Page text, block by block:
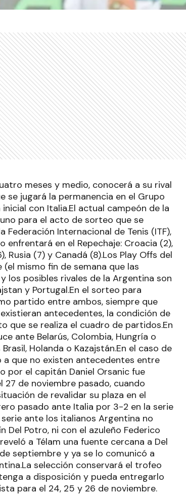
meses y medio, conocerá a su rival
se jugará la permanencia en el Grupo
con Italia.El actual campeón de la
para el acto de sorteo que se
Federación Internacional de Tenis (ITF),
en el Repechaje: Croacia (2),
Rusia (7) y Canadá (8).Los Play Offs del
(el mismo fin de semana que las
los posibles rivales de la Argentina son
y Portugal.En el sorteo para
partido entre ambos, siempre que
antecedentes, la condición de
que se realiza el cuadro de partidos.En
ante Belarús, Colombia, Hungría o
Holanda o Kazajstán.En el caso de
a que no existen antecedentes entre
por el capitán Daniel Orsanic fue
de noviembre pasado, cuando
de revalidar su plaza en el
pasado ante Italia por 3-2 en la serie
serie ante los italianos Argentina no
Del Potro, ni con el azuleño Federico
a Télam una fuente cercana a Del
septiembre y ya se lo comunicó a
selección conservará el trofeo
a disposición y pueda entregarlo
para el 24, 25 y 26 de noviembre.